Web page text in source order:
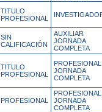
TITULO
PROFESIONAL
SIN
CALIFICACIÓN
AUXILIAR
JORNADA
COMPLETA
TITULO
PROFESIONAL
PROFESIONAL
JORNADA
COMPLETA
PROFESIONAL
PROFESIONAL
JORNADA
COMPLETA